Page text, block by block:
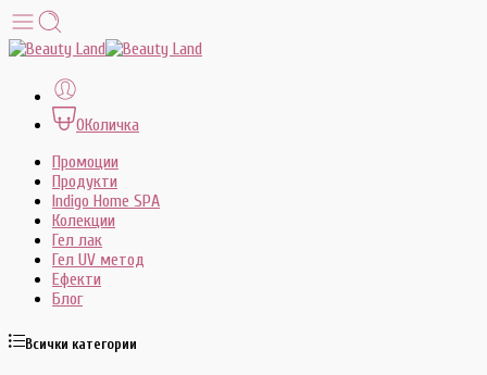
0Количка
Промоции
Продукти
Indigo Home SPA
Колекции
Гел лак
Гел UV метод
Ефекти
Блог
Всички категории